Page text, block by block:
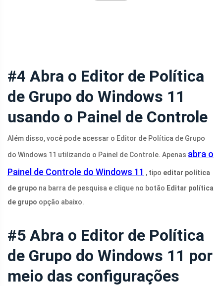
#4 Abra o Editor de Política
de Grupo do Windows 11
usando o Painel de Controle
Além disso, você pode acessar o Editor de Política de Grupo
do Windows 11 utilizando o Painel de Controle. Apenas abra o
Painel de Controle do Windows 11 , tipo editar política
de grupo na barra de pesquisa e clique no botão Editar política
de grupo opção abaixo.
#5 Abra o Editor de Política
de Grupo do Windows 11 por
meio das configurações